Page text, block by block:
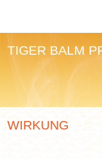
TIGER BALM
WIRKUNG